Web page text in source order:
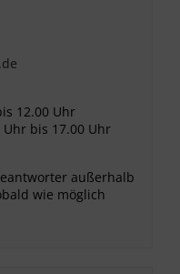
12.00 Uhr
bis 17.00 Uhr
außerhalb
wie möglich